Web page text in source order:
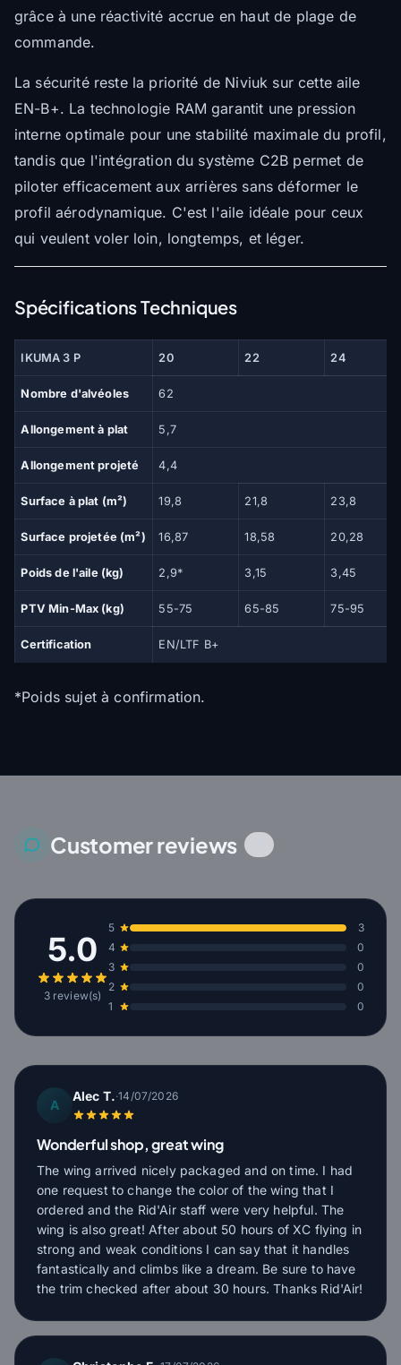
grâce à une réactivité accrue en haut de plage de
commande.
La sécurité reste la priorité de Niviuk sur cette aile
EN-B+. La technologie RAM garantit une pression
interne optimale pour une stabilité maximale du profil,
tandis que l'intégration du système C2B permet de
piloter efficacement aux arrières sans déformer le
profil aérodynamique. C'est l'aile idéale pour ceux
qui veulent voler loin, longtemps, et léger.
Spécifications Techniques
IKUMA 3 P 20 22 24
Nombre d'alvéoles 62
Allongement à plat 5,7
Allongement projeté 4,4
Surface à plat (m²) 19,8 21,8 23,8
Surface projetée (m²) 16,87 18,58 20,28
Poids de l'aile (kg) 2,9* 3,15 3,45
PTV Min-Max (kg) 55-75 65-85 75-95
Certification EN/LTF B+
*Poids sujet à confirmation.
Customer reviews
5.0
3 review(s)
5
3
4
0
3
0
2
0
1
0
A
Alec T.·14/07/2026
Wonderful shop, great wing
The wing arrived nicely packaged and on time. I had
one request to change the color of the wing that I
ordered and the Rid'Air staff were very helpful. The
wing is also great! After about 50 hours of XC flying in
strong and weak conditions I can say that it handles
fantastically and climbs like a dream. Be sure to have
the trim checked after about 30 hours. Thanks Rid'Air!